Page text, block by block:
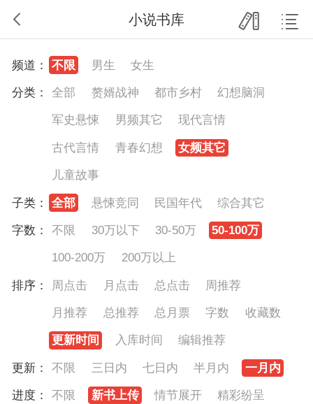
小说书库
频道： 不限 男生
女生
分类：
全部 赘婿战神 都市乡村
幻想脑洞
军史悬悚
男频其它
现代言情
古代言情
青春幻想
女频其它
儿童故事
子类：
全部 悬悚竞同 民国年代
综合其它
字数：
不限 30万以下 30-50万
50-100万
100-200万
200万以上
排序：
周点击 月点击 总点击
周推荐
月推荐
总推荐 总月票 字数
收藏数
更新时间
入库时间
编辑推荐
更新：
不限 三日内 七日内 半月内
一月内
进度：
不限 新书上传 情节展开
精彩纷呈